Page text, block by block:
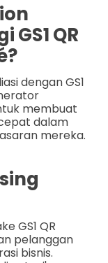
QR
dengan GS1
membuat
dalam
mereka.
GS1 QR
pelanggan
bisnis.